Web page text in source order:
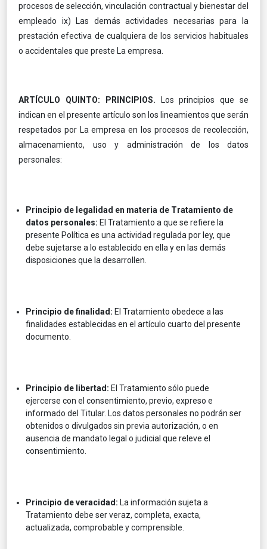
procesos de selección, vinculación contractual y bienestar del
empleado ix) Las demás actividades necesarias para la
prestación efectiva de cualquiera de los servicios habituales
o accidentales que preste La empresa.
ARTÍCULO QUINTO: PRINCIPIOS. Los principios que se
indican en el presente artículo son los lineamientos que serán
respetados por La empresa en los procesos de recolección,
almacenamiento, uso y administración de los datos
personales:
Principio de legalidad en materia de Tratamiento de
datos personales: El Tratamiento a que se refiere la
presente Política es una actividad regulada por ley, que
debe sujetarse a lo establecido en ella y en las demás
disposiciones que la desarrollen.
Principio de finalidad: El Tratamiento obedece a las
finalidades establecidas en el artículo cuarto del presente
documento.
Principio de libertad: El Tratamiento sólo puede
ejercerse con el consentimiento, previo, expreso e
informado del Titular. Los datos personales no podrán ser
obtenidos o divulgados sin previa autorización, o en
ausencia de mandato legal o judicial que releve el
consentimiento.
Principio de veracidad: La información sujeta a
Tratamiento debe ser veraz, completa, exacta,
actualizada, comprobable y comprensible.